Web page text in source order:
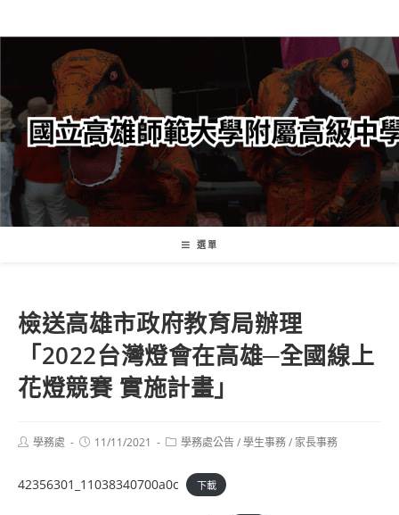
轉
要
內
容
選單
檢送高雄市政府教育局辦理
「2022台灣燈會在高雄─全國線上
花燈競賽 實施計畫」
Post學務處
Post11/11/2021
Post學務處公告/學生事務/ 家長事務
42356301_11038340700a0c 下載